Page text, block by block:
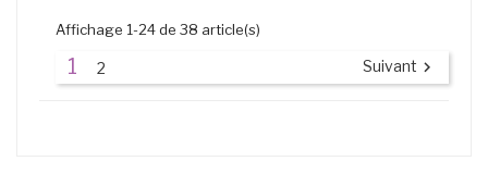
Affichage 1-24 de 38 article(s)
1 2 Suivant 